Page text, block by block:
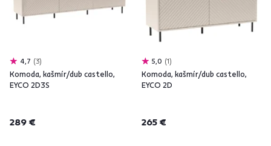
4,7 3
Komoda, kašmír/dub castello,
EYCO 2D3S
289 €
5,0 1
Komoda, kašmír/dub castello,
EYCO 2D
265 €